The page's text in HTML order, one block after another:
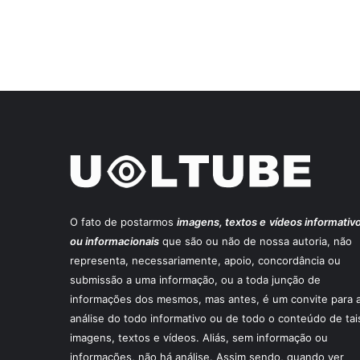
O fato de postarmos imagens, textos e vídeos
ou informacionais que são ou não de nossa autoria, não
representa, necessariamente, apoio, concordância ou
submissão a uma informação, ou a toda junção de
informações dos mesmos, mas antes, é um convite para
análise do todo informativo ou de todo o conteúdo de
imagens, textos e vídeos. Aliás, sem informação ou
informações, não há análise. Assim sendo, quando ver